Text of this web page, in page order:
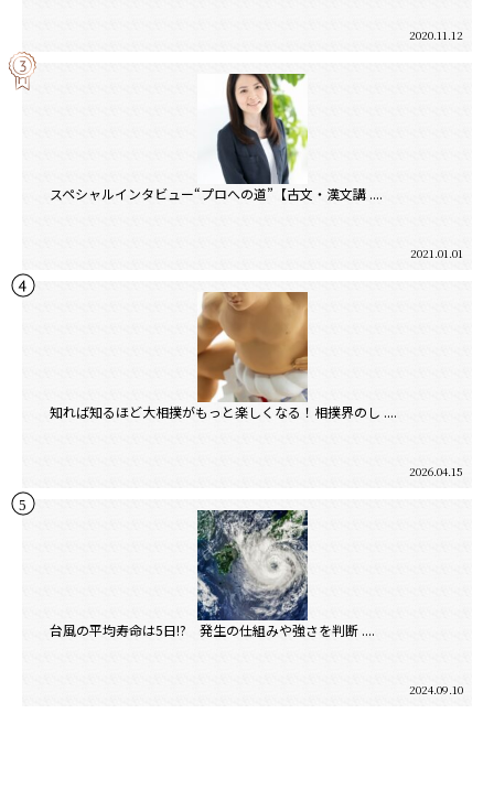
2020.11.12
スペシャルインタビュー“プロへの道”【古文・漢文講 ....
2021.01.01
知れば知るほど大相撲がもっと楽しくなる！相撲界のし ....
2026.04.15
台風の平均寿命は5日!? 発生の仕組みや強さを判断 ....
2024.09.10